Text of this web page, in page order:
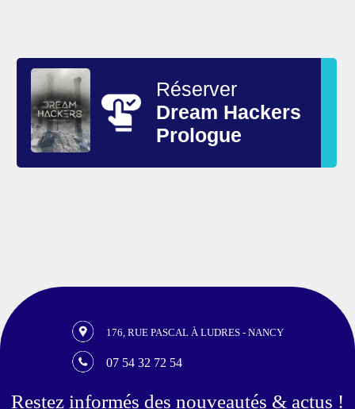
Réserver
Dream Hackers
Prologue
176, RUE PASCAL À LUDRES - NANCY
07 54 32 72 54
Restez informés des nouveautés & actus !